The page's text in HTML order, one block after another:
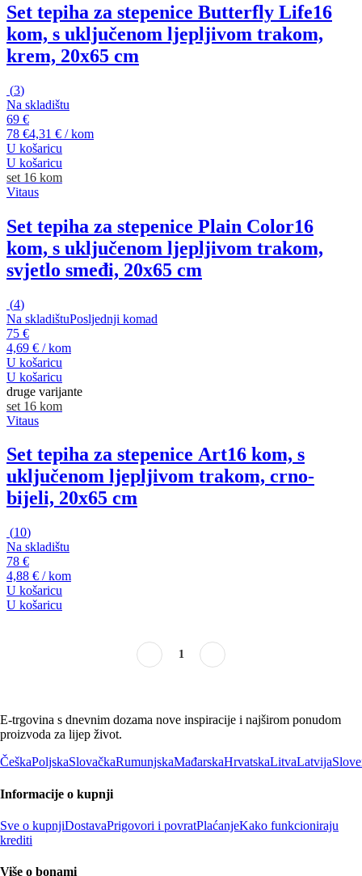
Set tepiha za stepenice Butterfly Life16
kom, s uključenom ljepljivom trakom,
krem, 20x65 cm
(3)
Na skladištu
69 €
78 €4,31 € / kom
U košaricu
U košaricu
set 16 kom
Vitaus
Set tepiha za stepenice Plain Color16
kom, s uključenom ljepljivom trakom,
svjetlo smeđi, 20x65 cm
(4)
Na skladištuPosljednji komad
75 €
4,69 € / kom
U košaricu
U košaricu
druge varijante
set 16 kom
Vitaus
Set tepiha za stepenice Art16 kom, s
uključenom ljepljivom trakom, crno-
bijeli, 20x65 cm
(10)
Na skladištu
78 €
4,88 € / kom
U košaricu
U košaricu
1
E-trgovina s dnevnim dozama nove inspiracije i najširom ponudom
proizvoda za lijep život.
ČeškaPoljskaSlovačkaRumunjskaMađarskaHrvatskaLitvaLatvija
Informacije o kupnji
Sve o kupnjiDostavaPrigovori i povratPlaćanjeKako funkcioniraju
krediti
Više o bonami